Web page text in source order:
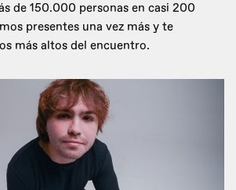
de 150.000 personas en casi 200
presentes una vez más y te
más altos del encuentro.